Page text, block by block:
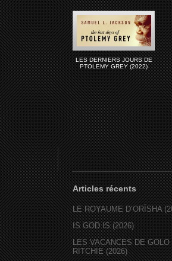
LES DERNIERS JOURS DE
PTOLEMY GREY (2022)
Articles récents
LE ROYAUME D’ORÏSHA
IS GOD IS (2026)
LES VACANCES DE GOLO
RITCHIE (2026)